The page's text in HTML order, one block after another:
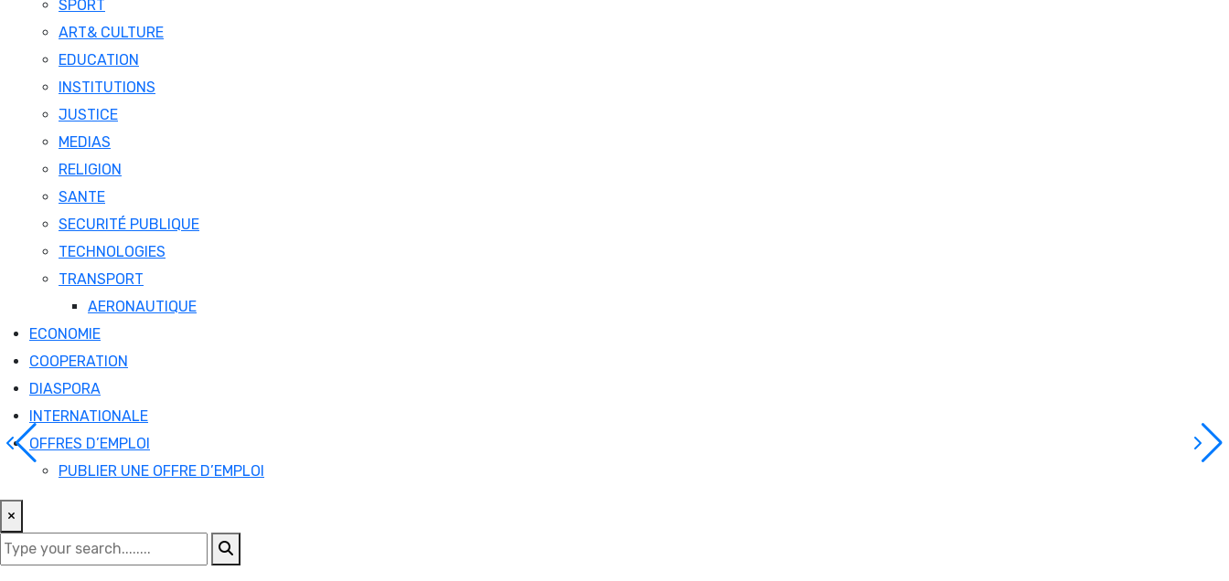
SPORT
ART& CULTURE
EDUCATION
INSTITUTIONS
JUSTICE
MEDIAS
RELIGION
SANTE
SECURITÉ PUBLIQUE
TECHNOLOGIES
TRANSPORT
AERONAUTIQUE
ECONOMIE
COOPERATION
DIASPORA
INTERNATIONALE
OFFRES D’EMPLOI
PUBLIER UNE OFFRE D’EMPLOI
×